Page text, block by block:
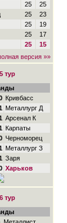
25
25
25
23
25
19
25
17
25
15
версия »»
тур
Кривбасс
Металлург Д
Арсенал К
Карпаты
Черноморец
Металлург З
Заря
Харьков
тур